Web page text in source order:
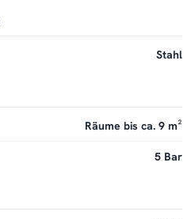
Stahl
Räume bis ca. 9 m²
5 Bar